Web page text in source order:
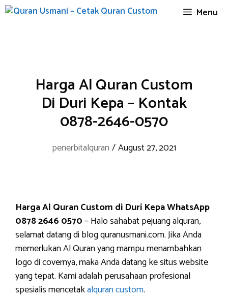
Skip
Menu
Harga Al Quran Custom
Di Duri Kepa – Kontak
0878-2646-0570
penerbitalquran /August 27, 2021
Harga Al Quran Custom di Duri Kepa WhatsApp
0878 2646 0570– Halo sahabat pejuang alquran,
selamat datang di blog quranusmani.com. Jika Anda
memerlukan Al Quran yang mampu menambahkan
logo di covernya, maka Anda datang ke situs website
yang tepat. Kami adalah perusahaan profesional
spesialis mencetakalquran custom.